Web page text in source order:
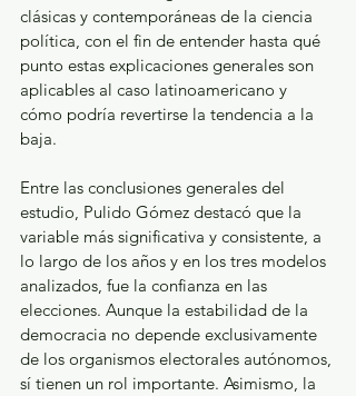
clásicas y contemporáneas de la ciencia
política, con el fin de entender hasta qué
punto estas explicaciones generales son
aplicables al caso latinoamericano y
cómo podría revertirse la tendencia a la
baja.
Entre las conclusiones generales del
estudio, Pulido Gómez destacó que la
variable más significativa y consistente, a
lo largo de los años y en los tres modelos
analizados, fue la confianza en las
elecciones. Aunque la estabilidad de la
democracia no depende exclusivamente
de los organismos electorales autónomos,
sí tienen un rol importante. Asimismo, la